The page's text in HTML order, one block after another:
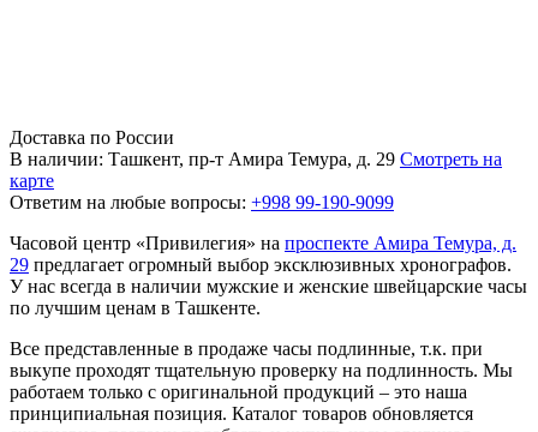
Доставка по России
В наличии: Ташкент, пр-т Амира Темура, д. 29 Смотреть на
карте
Ответим на любые вопросы: +998 99-190-9099
Часовой центр «Привилегия» на проспекте Амира Темура, д.
29 предлагает огромный выбор эксклюзивных хронографов.
У нас всегда в наличии мужские и женские швейцарские часы
по лучшим ценам в Ташкенте.
Все представленные в продаже часы подлинные, т.к. при
выкупе проходят тщательную проверку на подлинность. Мы
работаем только с оригинальной продукций – это наша
принципиальная позиция. Каталог товаров обновляется